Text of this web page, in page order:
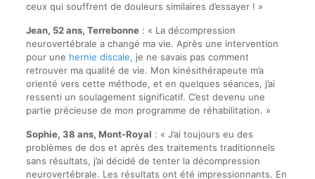
ceux qui souffrent de douleurs similaires d’essayer ! »
Jean, 52 ans, Terrebonne: « La décompression
neurovertébrale a changé ma vie. Après une intervention
pour une hernie discale, je ne savais pas comment
retrouver ma qualité de vie. Mon kinésithérapeute m’a
orienté vers cette méthode, et en quelques séances, j’ai
ressenti un soulagement significatif. C’est devenu une
partie précieuse de mon programme de réhabilitation. »
Sophie, 38 ans, Mont-Royal : « J’ai toujours eu des
problèmes de dos et après des traitements traditionnels
sans résultats, j’ai décidé de tenter la décompression
neurovertébrale. Les résultats ont été impressionnants. En